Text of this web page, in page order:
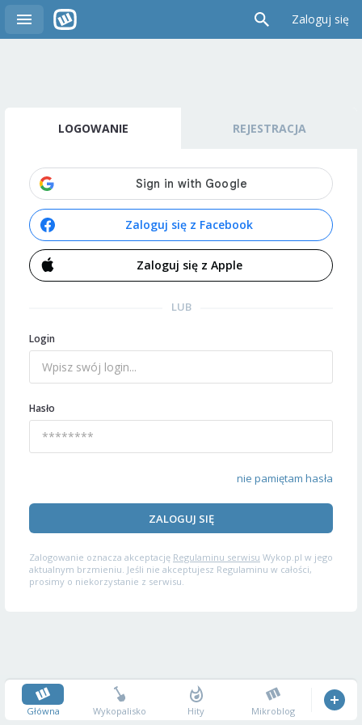
Zaloguj się
LOGOWANIE REJESTRACJA
Zaloguj się z Facebook
Zaloguj się z Apple
LUB
Login
Hasło
nie pamiętam hasła
ZALOGUJ SIĘ
Zalogowanie oznacza akceptację Regulaminu serwisu Wykop.pl w jego
aktualnym brzmieniu. Jeśli nie akceptujesz Regulaminu w całości,
prosimy o niekorzystanie z serwisu.
Główna Wykopalisko Hity Mikroblog